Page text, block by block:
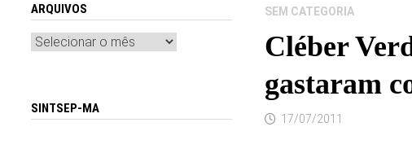
SEM CATEGORIA
Cléber
gastaram
17/07/2011
ARQUIVOS
Arquivos
SINTSEP-MA